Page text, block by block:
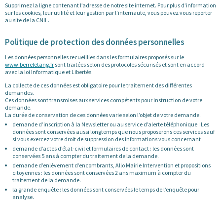
Supprimez la ligne contenant l’adresse de notre site internet. Pour plus d’information
sur les cookies, leur utilité et leur gestion par l’internaute, vous pouvez vous reporter
au site de la CNIL.
Politique de protection des données personnelles
Les données personnelles recueillies dans les formulaires proposés sur le
www.berreletang.fr sont traitées selon des protocoles sécurisés et sont en accord
avec la loi Informatique et Libertés.
La collecte de ces données est obligatoire pour le traitement des différentes
demandes.
Ces données sont transmises aux services compétents pour instruction de votre
demande.
La durée de conservation de ces données varie selon l’objet de votre demande.
demande d’inscription à la Newsletter ou au service d’alerte téléphonique : Les
données sont conservées aussi longtemps que nous proposerons ces services sauf
si vous exercez votre droit de suppression des informations vous concernant
demande d’actes d’état-civil et formulaires de contact : les données sont
conservées 5 ans à compter du traitement de la demande.
demande d’enlèvement d’encombrants, Allo Mairie Intervention et propositions
citoyennes : les données sont conservées 2 ans maximum à compter du
traitement de la demande.
la grande enquête : les données sont conservées le temps de l’enquête pour
analyse.